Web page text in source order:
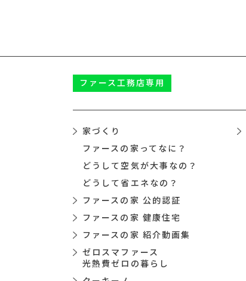
ファース工務店専用
家づくり
ファースの家ってなに？
どうして空気が大事なの？
どうして省エネなの？
ファースの家 公的認証
ファースの家 健康住宅
ファースの家 紹介動画集
ゼロスマファース
光熱費ゼロの暮らし